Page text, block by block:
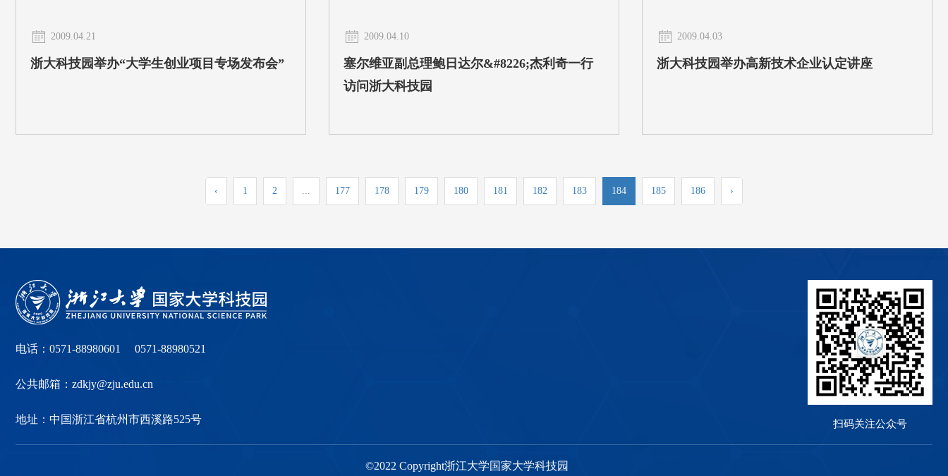
2009.04.21
浙大科技园举办“大学生创业项目专场发布会”
2009.04.10
塞尔维亚副总理鲍日达尔&#8226;杰利奇一行
访问浙大科技园
2009.04.03
浙大科技园举办高新技术企业认定讲座
‹ 1 2 ... 177 178 179 180 181 182 183 184 185 186 ›
电话：0571-88980601 0571-88980521
公共邮箱：zdkjy@zju.edu.cn
地址：中国浙江省杭州市西溪路525号 扫码关注公众号
©2022 Copyright浙江大学国家大学科技园